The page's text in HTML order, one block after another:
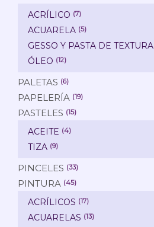
ACRÍLICO (7)
ACUARELA (5)
GESSO Y PASTA DE TEXTURA
ÓLEO (12)
PALETAS (6)
PAPELERÍA (19)
PASTELES (15)
ACEITE (4)
TIZA (9)
PINCELES (33)
PINTURA (45)
ACRÍLICOS (17)
ACUARELAS (13)